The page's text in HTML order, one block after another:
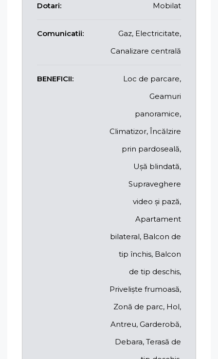
Dotari: Mobilat
Comunicatii:
Gaz, Electricitate,
Canalizare centrală
BENEFICII:
Loc de parcare,
Geamuri
panoramice,
Climatizor, Încălzire
prin pardoseală,
Ușă blindată,
Supraveghere
video și pază,
Apartament
bilateral, Balcon de
tip închis, Balcon
de tip deschis,
Priveliște frumoasă,
Zonă de parc, Hol,
Antreu, Garderobă,
Debara, Terasă de